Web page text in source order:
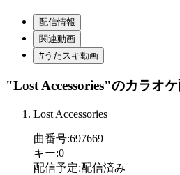
配信情報
関連動画
#うたスキ動画
"Lost Accessories"のカラオ
Lost Accessories
曲番号:697669
キー:0
配信予定:配信済み